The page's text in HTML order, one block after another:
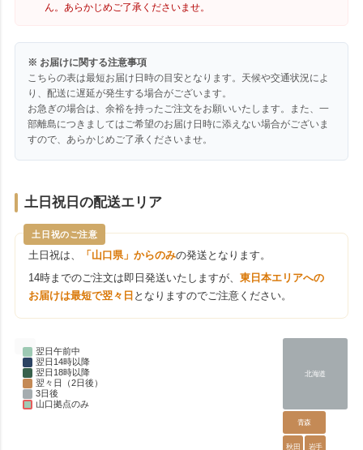
ん。あらかじめご了承くださいませ。
※ お届けに関する注意事項
こちらの表は最短お届け日時の目安となります。天候や交通状況によ
り、配送に遅延が発生する場合がございます。
お急ぎの場合は、余裕を持ったご注文をお願いいたします。また、一
部離島につきましてはご希望のお届け日時に添えない場合がございま
すので、あらかじめご了承くださいませ。
土日祝日の配送エリア
土日祝のご注意
土日祝は、 「山口県」からのみの発送となります。
14時までのご注文は即日発送いたしますが、東日本エリアへの
お届けは最短で翌々日 となりますのでご注意ください。
翌日午前中
翌日14時以降
翌日18時以降
翌々日（2日後）
3日後
山口拠点のみ
北海道
青森
秋田 岩手